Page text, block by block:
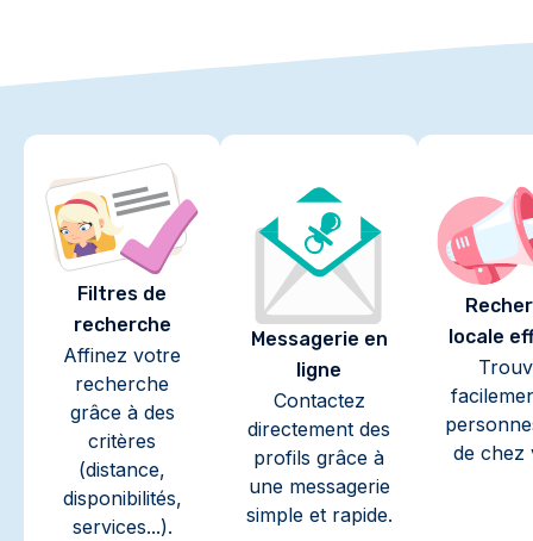
Filtres de
recherche
Affinez votre
recherche
grâce à des
critères
(distance,
disponibilités,
services...).
Messagerie en
ligne
Contactez
directement des
profils grâce à
une messagerie
simple et rapide.
locale
de chez